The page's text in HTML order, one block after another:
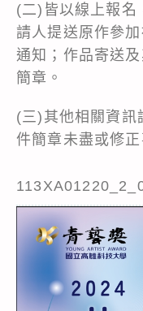
(二)皆以線上報名
請人提送原作參
通知；作品寄送
簡章。
(三)其他相關資訊
件簡章未盡或修